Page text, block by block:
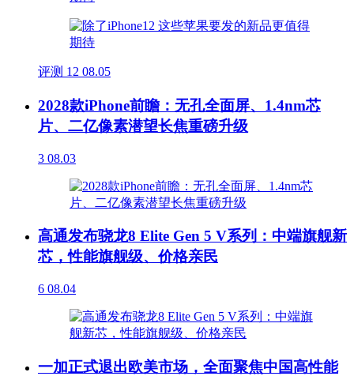
评测 12 08.05
2028款iPhone前瞻：无孔全面屏、1.4nm芯
片、二亿像素潜望长焦重磅升级
3 08.03
高通发布骁龙8 Elite Gen 5 V系列：中端旗舰新
芯，性能旗舰级、价格亲民
6 08.04
一加正式退出欧美市场，全面聚焦中国高性能